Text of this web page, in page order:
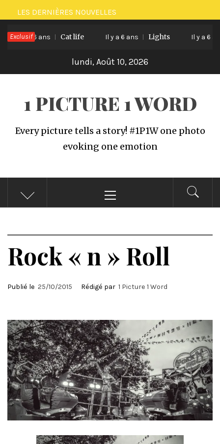
Passer
au
contenu
LES DERNIÈRES NOUVELLES
Exclusif
Il y a 6 ans Cat life Il y a 6 ans Lights Il y a 6 ans
lundi, Août 10, 2026
1 PICTURE 1 WORD
Every picture tells a story! #1P1W one photo
evoking one emotion
principal
Rock « n » Roll
Publié le 25/10/2015 Rédigé par 1 Picture 1 Word